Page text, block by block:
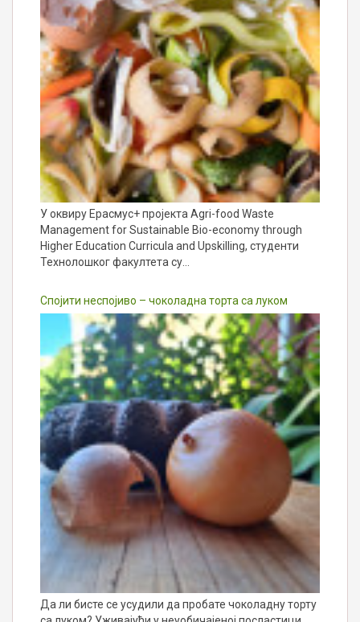
У оквиру Ерасмус+ пројекта Agri-food Waste
Management for Sustainable Bio-economy through
Higher Education Curricula and Upskilling, студенти
Технолошког факултета су…
Спојити неспојиво – чоколадна торта са луком
Да ли бисте се усудили да пробате чоколадну торту